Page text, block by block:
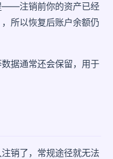
——注销前你的资产已经
所以恢复后账户余额仍
据通常还会保留，用于
销了，常规途径就无法